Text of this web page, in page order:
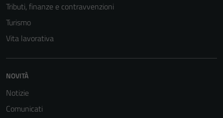
Tributi, finanze e contravvenzioni
Turismo
Vita lavorativa
NOVITÀ
Notizie
Comunicati